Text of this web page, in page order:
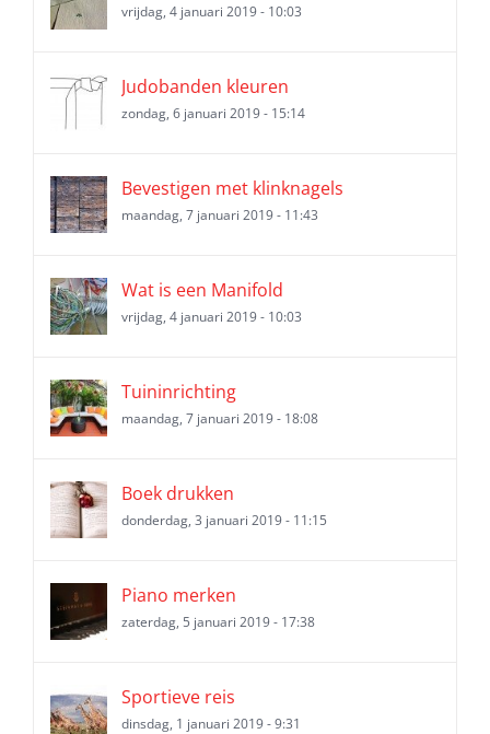
vrijdag, 4 januari 2019 - 10:03
Judobanden kleuren
zondag, 6 januari 2019 - 15:14
Bevestigen met klinknagels
maandag, 7 januari 2019 - 11:43
Wat is een Manifold
vrijdag, 4 januari 2019 - 10:03
Tuininrichting
maandag, 7 januari 2019 - 18:08
Boek drukken
donderdag, 3 januari 2019 - 11:15
Piano merken
zaterdag, 5 januari 2019 - 17:38
Sportieve reis
dinsdag, 1 januari 2019 - 9:31